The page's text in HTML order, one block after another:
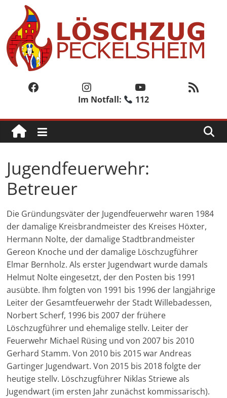
springen
Löschzug
Peckelsheim
Löschzug
der
Feuerwehr
der
Stadt
Facebook Instagram YouTube RSS-Feed
Im Notfall: 112
Jugendfeuerwehr:
Betreuer
Die Gründungsväter der Jugendfeuerwehr waren 1984
der damalige Kreisbrandmeister des Kreises Höxter,
Hermann Nolte, der damalige Stadtbrandmeister
Gereon Knoche und der damalige Löschzugführer
Elmar Bernholz. Als erster Jugendwart wurde damals
Helmut Nolte eingesetzt, der den Posten bis 1991
ausübte. Ihm folgten von 1991 bis 1996 der langjährige
Leiter der Gesamtfeuerwehr der Stadt Willebadessen,
Norbert Scherf, 1996 bis 2007 der frühere
Löschzugführer und ehemalige stellv. Leiter der
Feuerwehr Michael Rüsing und von 2007 bis 2010
Gerhard Stamm. Von 2010 bis 2015 war Andreas
Gartinger Jugendwart. Von 2015 bis 2018 folgte der
heutige stellv. Löschzugführer Niklas Striewe als
Jugendwart (im ersten Jahr zunächst kommissarisch).